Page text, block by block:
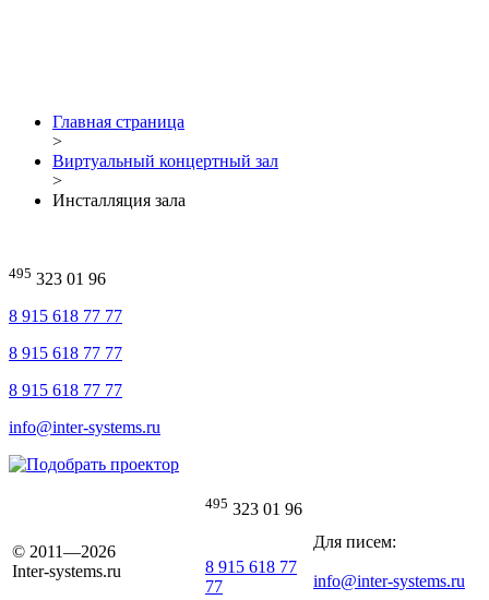
Главная страница
>
Виртуальный концертный зал
>
Инсталляция зала
495 323 01 96
8 915 618 77 77
8 915 618 77 77
8 915 618 77 77
info@inter-systems.ru
© 2011—2026
Inter-systems.ru
495 323 01 96
8 915 618 77
77
Для писем:
info@inter-systems.ru